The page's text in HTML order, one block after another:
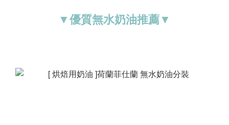
▼優質無水奶油推薦▼